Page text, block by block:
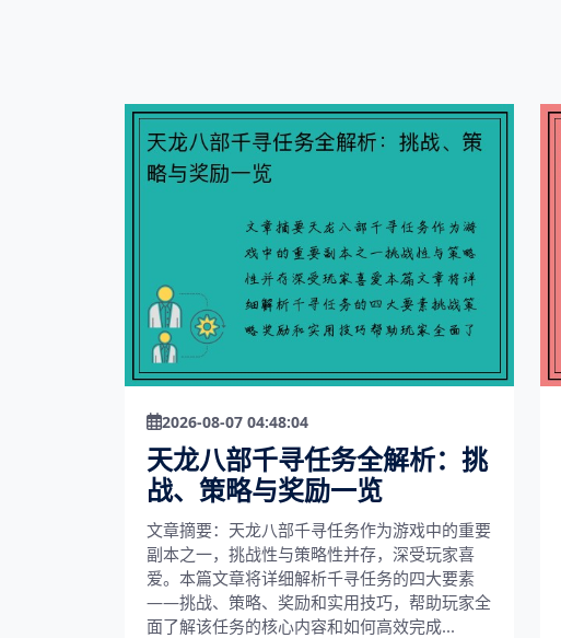
2026-08-07 04:48:04
天龙八部千寻任务全解析：挑
战、策略与奖励一览
文章摘要：天龙八部千寻任务作为游戏中的重要
副本之一，挑战性与策略性并存，深受玩家喜
爱。本篇文章将详细解析千寻任务的四大要素
——挑战、策略、奖励和实用技巧，帮助玩家全
面了解该任务的核心内容和如何高效完成...